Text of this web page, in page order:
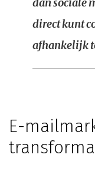
direct kunt
afhankelijk
E-